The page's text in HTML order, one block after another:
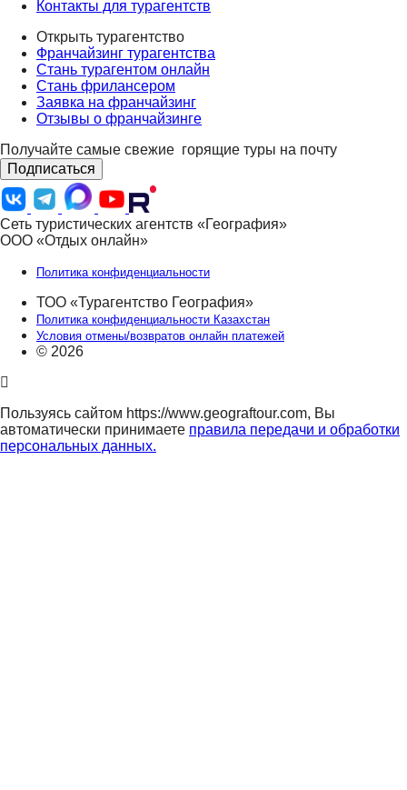
Контакты для турагентств
Открыть турагентство
Франчайзинг турагентства
Стань турагентом онлайн
Стань фрилансером
Заявка на франчайзинг
Отзывы о франчайзинге
Получайте самые свежие горящие туры на почту
Подписаться
Сеть туристических агентств «География»
ООО «Отдых онлайн»
Политика конфиденциальности
ТОО «Турагентство География»
Политика конфиденциальности Казахстан
Условия отмены/возвратов онлайн платежей
© 2026
Пользуясь сайтом https://www.geograftour.com, Вы
автоматически принимаете правила передачи и обработки
персональных данных.